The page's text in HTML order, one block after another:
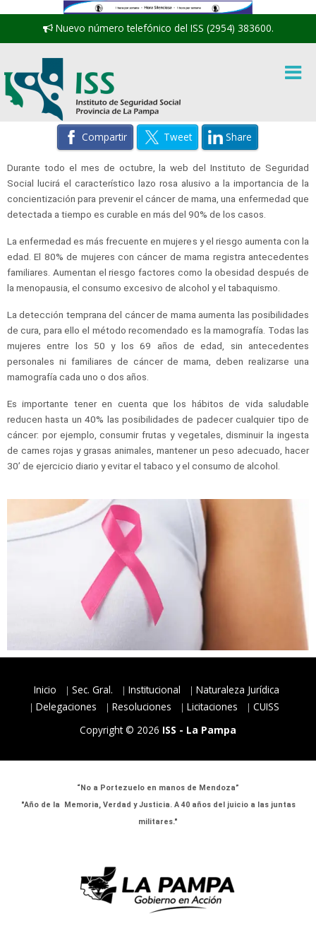
Nuevo número telefónico del ISS (2954) 383600.
Compartir Tweet Share
Durante todo el mes de octubre, la web del Instituto de Seguridad
Social lucirá el característico lazo rosa alusivo a la importancia de la
concientización para prevenir el cáncer de mama, una enfermedad que
detectada a tiempo es curable en más del 90% de los casos.
La enfermedad es más frecuente en mujeres y el riesgo aumenta con la
edad. El 80% de mujeres con cáncer de mama registra antecedentes
familiares. Aumentan el riesgo factores como la obesidad después de
la menopausia, el consumo excesivo de alcohol y el tabaquismo.
La detección temprana del cáncer de mama aumenta las posibilidades
de cura, para ello el método recomendado es la mamografía. Todas las
mujeres entre los 50 y los 69 años de edad, sin antecedentes
personales ni familiares de cáncer de mama, deben realizarse una
mamografía cada uno o dos años.
Es importante tener en cuenta que los hábitos de vida saludable
reducen hasta un 40% las posibilidades de padecer cualquier tipo de
cáncer: por ejemplo, consumir frutas y vegetales, disminuir la ingesta
de carnes rojas y grasas animales, mantener un peso adecuado, hacer
30’ de ejercicio diario y evitar el tabaco y el consumo de alcohol.
Inicio Sec. Gral. Institucional
Naturaleza Jurídica
Delegaciones
Resoluciones Licitaciones
CUISS
Copyright © 2026 ISS - La Pampa
“No a Portezuelo en manos de Mendoza”
"Año de la Memoria, Verdad y Justicia. A 40 años del juicio a las juntas
militares."